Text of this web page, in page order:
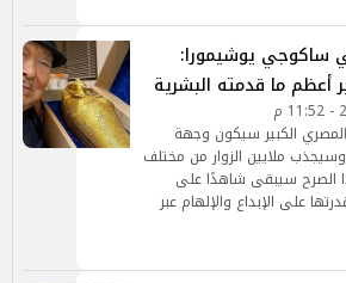
ساكوجي يوشيمورا:
أعظم ما قدمته البشرية
الكبير سيكون وجهة
وسيجذب ملايين الزوار من مختلف
الصرح سيبقى شاهدًا على
على الإبداع والإلهام عبر